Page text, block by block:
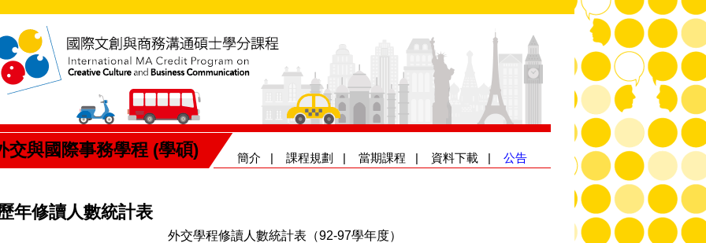
交與國際事務學程 (學碩) 簡介 | 課程規劃 | 當期課程 | 資料下載| 公告
年修讀人數統計表
外交學程修讀人數統計表（92-97學年度）